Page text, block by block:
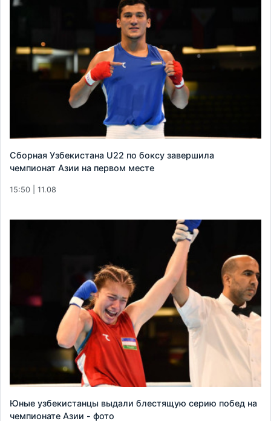
Сборная Узбекистана U22 по боксу завершила
чемпионат Азии на первом месте
15:50 | 11.08
Юные узбекистанцы выдали блестящую серию побед на
чемпионате Азии - фото